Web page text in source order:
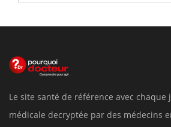
Le site santé de référence avec
médicale decryptée par des médecins